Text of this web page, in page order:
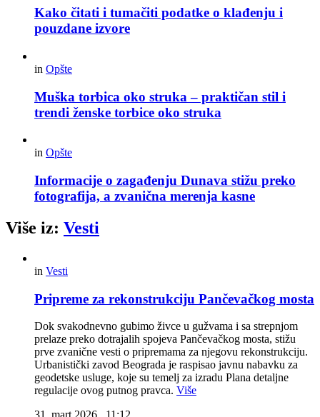
Kako čitati i tumačiti podatke o klađenju i
pouzdane izvore
in Opšte
Muška torbica oko struka – praktičan stil i
trendi ženske torbice oko struka
in Opšte
Informacije o zagađenju Dunava stižu preko
fotografija, a zvanična merenja kasne
Više iz: Vesti
in Vesti
Pripreme za rekonstrukciju Pančevačkog mosta
Dok svakodnevno gubimo živce u gužvama i sa strepnjom
prelaze preko dotrajalih spojeva Pančevačkog mosta, stižu
prve zvanične vesti o pripremama za njegovu rekonstrukciju.
Urbanistički zavod Beograda je raspisao javnu nabavku za
geodetske usluge, koje su temelj za izradu Plana detaljne
regulacije ovog putnog pravca. Više